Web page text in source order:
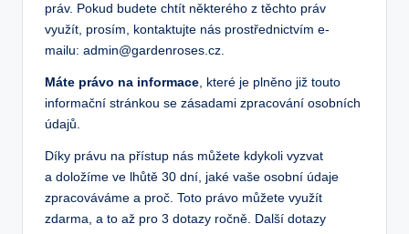
práv. Pokud budete chtít některého z těchto práv
využít, prosím, kontaktujte nás prostřednictvím e-
mailu: admin@gardenroses.cz.
Máte právo na informace , které je plněno již touto
informační stránkou se zásadami zpracování osobních
údajů.
Díky právu na přístup nás můžete kdykoli vyzvat
a doložíme ve lhůtě 30 dní, jaké vaše osobní údaje
zpracováváme a proč. Toto právo můžete využít
zdarma, a to až pro 3 dotazy ročně. Další dotazy